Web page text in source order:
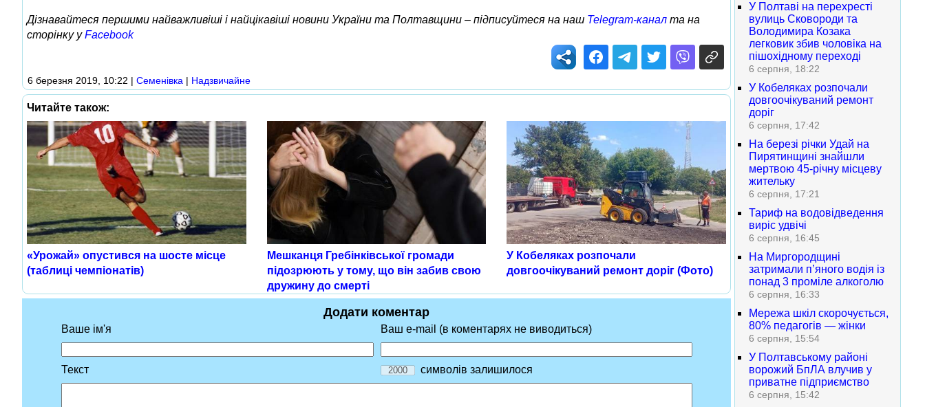
Дізнавайтеся першими найважливіші і найцікавіші новини України та Полтавщини – підписуйтеся на наш Telegram-канал та на
сторінку уFacebook
6 березня 2019, 10:22 | Семенівка | Надзвичайне
Читайте також:
«Урожай» опустився на шосте місце
(таблиці чемпіонатів)
Мешканця Гребінківської громади
підозрюють у тому, що він забив свою
дружину до смерті
У Кобеляках розпочали
довгоочікуваний ремонт доріг (Фото)
Додати коментар
Ваше ім'я Ваш e-mail (в коментарях не виводиться)
Текст символів залишилося
У Полтаві на перехресті
вулиць Сковороди та
Володимира Козака
легковик збив чоловіка на
пішохідному переході
6 серпня, 18:22
У Кобеляках розпочали
довгоочікуваний ремонт
доріг
6 серпня, 17:42
На березі річки Удай на
Пирятинщині знайшли
мертвою 45-річну місцеву
жительку
6 серпня, 17:21
Тариф на водовідведення
виріс удвічі
6 серпня, 16:45
На Миргородщині
затримали п’яного водія із
понад 3 проміле алкоголю
6 серпня, 16:33
Мережа шкіл скорочується,
80% педагогів — жінки
6 серпня, 15:54
У Полтавському районі
ворожий БпЛА влучив у
приватне підприємство
6 серпня, 15:42